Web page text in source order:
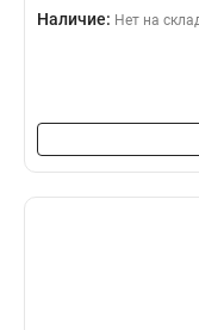
Наличие: Нет на